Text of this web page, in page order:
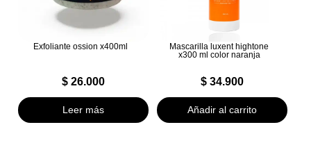
Exfoliante ossion x400ml
$26.000
Leer más
Mascarilla luxent hightone
x300 ml color naranja
$34.900
Añadir al carrito